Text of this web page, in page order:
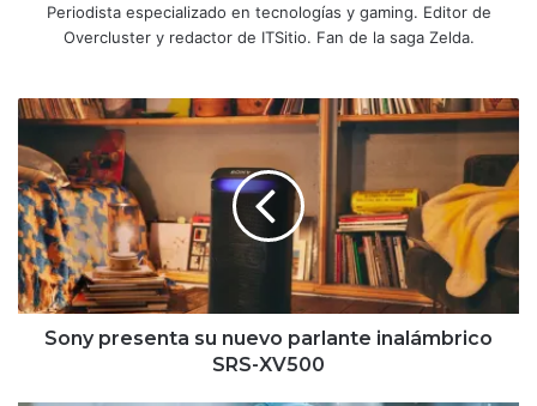
Periodista especializado en tecnologías y gaming. Editor de
Overcluster y redactor de ITSitio. Fan de la saga Zelda.
Sony
nuevo
parlante
inalámbrico
SRS-
XV500
Sony presenta su nuevo parlante inalámbrico
SRS-XV500